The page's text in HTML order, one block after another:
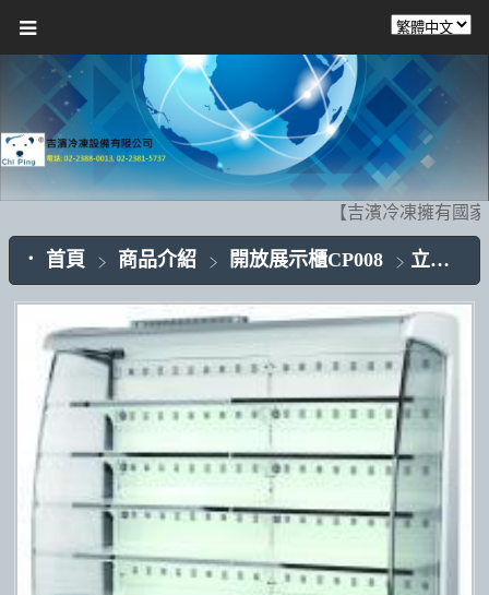
【吉濱冷凍擁有國
首頁 商品介紹 開放展示櫃CP008 立式開放櫃(OP)CP008-01